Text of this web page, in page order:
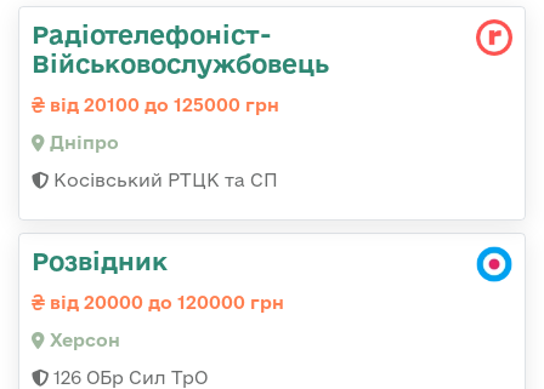
Радіотелефоніст-
Військовослужбовець
від 20100 до 125000 грн
Дніпро
Косівський РТЦК та СП
Розвідник
від 20000 до 120000 грн
Херсон
126 ОБр Сил ТрО